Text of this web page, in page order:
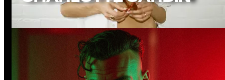
CARDIN
AVIDAN